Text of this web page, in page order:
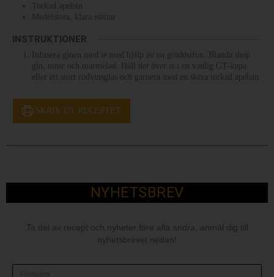
Torkad apelsin
Medelstora, klara isbitar
INSTRUKTIONER
Infusera ginen med te med hjälp av en gräddsifon. Blanda ihop
gin, tonic och marmelad. Häll det över is i en vanlig GT-kupa
eller ett stort rödvinsglas och garnera med en skiva torkad apelsin.
SKRIV UT RECEPTET
NYHETSBREV
Ta del av recept och nyheter före alla andra, anmäl dig till
nyhetsbrevet nedan!